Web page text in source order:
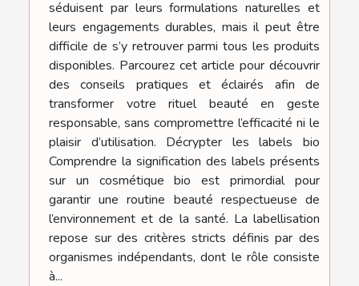
séduisent par leurs formulations naturelles et
leurs engagements durables, mais il peut être
difficile de s’y retrouver parmi tous les produits
disponibles. Parcourez cet article pour découvrir
des conseils pratiques et éclairés afin de
transformer votre rituel beauté en geste
responsable, sans compromettre l’efficacité ni le
plaisir d’utilisation. Décrypter les labels bio
Comprendre la signification des labels présents
sur un cosmétique bio est primordial pour
garantir une routine beauté respectueuse de
l’environnement et de la santé. La labellisation
repose sur des critères stricts définis par des
organismes indépendants, dont le rôle consiste
à...